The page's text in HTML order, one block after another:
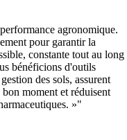
agronomique.
pour garantir la
constante tout au long
bénéficions d'outils
des sols, assurent
moment et réduisent
»"